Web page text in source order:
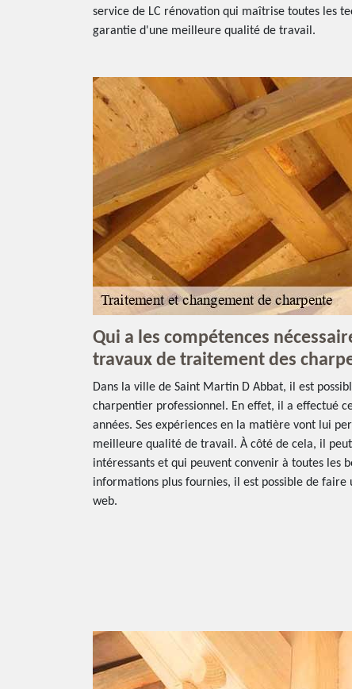
service de LC rénovation qui maîtrise toutes les
garantie d'une meilleure qualité de travail.
Qui a les compétences
travaux de traitement des
Dans la ville de Saint Martin D Abbat, il est
charpentier professionnel. En effet, il a effectué
années. Ses expériences en la matière vont lui
meilleure qualité de travail. À côté de cela, il
intéressants et qui peuvent convenir à toutes les
informations plus fournies, il est possible de faire
web.